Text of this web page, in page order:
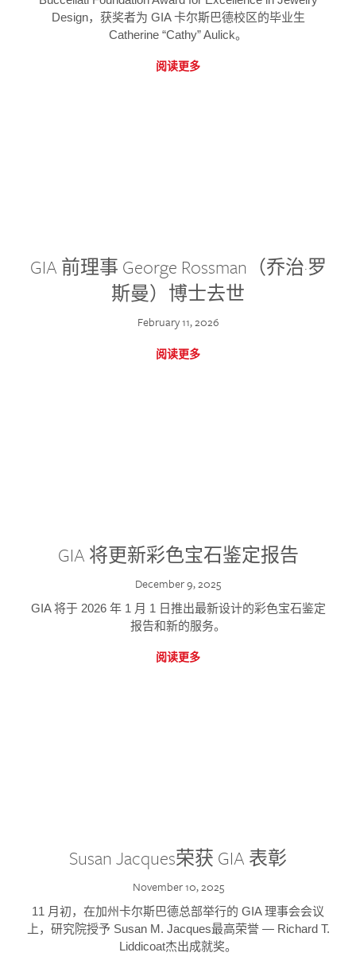
Design，获奖者为 GIA 卡尔斯巴德校区的毕业生
Catherine “Cathy” Aulick。
阅读更多
GIA 前理事 George Rossman（乔治·罗
斯曼）博士去世
February 11, 2026
阅读更多
GIA 将更新彩色宝石鉴定报告
December 9, 2025
GIA 将于 2026 年 1 月 1 日推出最新设计的彩色宝石鉴定
报告和新的服务。
阅读更多
Susan Jacques荣获 GIA 表彰
November 10, 2025
11 月初，在加州卡尔斯巴德总部举行的 GIA 理事会会议
上，研究院授予 Susan M. Jacques最高荣誉 — Richard T.
Liddicoat杰出成就奖。